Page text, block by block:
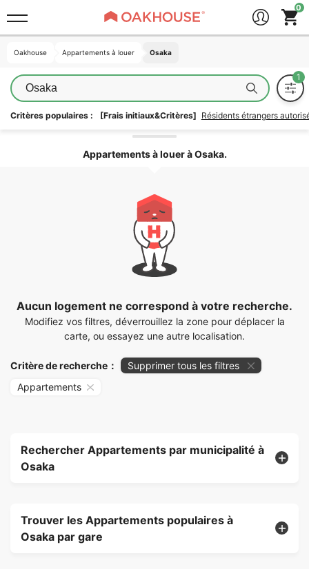
Oakhouse Appartements à louer Osaka
Osaka
Critères populaires : [Frais initiaux&Critères] Résidents étrangers
Appartements à louer à Osaka.
Aucun logement ne correspond à votre recherche.
Modifiez vos filtres, déverrouillez la zone pour déplacer la
carte, ou essayez une autre localisation.
Critère de recherche：
Supprimer tous les filtres
Appartements
Rechercher Appartements par municipalité à
Osaka
Trouver les Appartements populaires à
Osaka par gare
Oakhouse Appartements à louer Osaka